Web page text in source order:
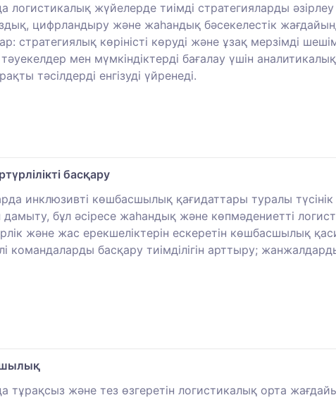
жүйелерде тиімді стратегияларды
цифрландыру және жаһандық бәсекелестік
стратегиялық көріністі көруді және ұзақ мерзімді
тәуекелдер мен мүмкіндіктерді бағалау үшін
тәсілдерді енгізуді үйренеді.
басқару
инклюзивті көшбасшылық қағидаттары туралы
дамыту, бұл әсіресе жаһандық және көпмәдениетті
және жас ерекшеліктерін ескеретін көшбасшылық
командаларды басқару тиімділігін арттыру;
тұрақсыз және тез өзгеретін логистикалық орта